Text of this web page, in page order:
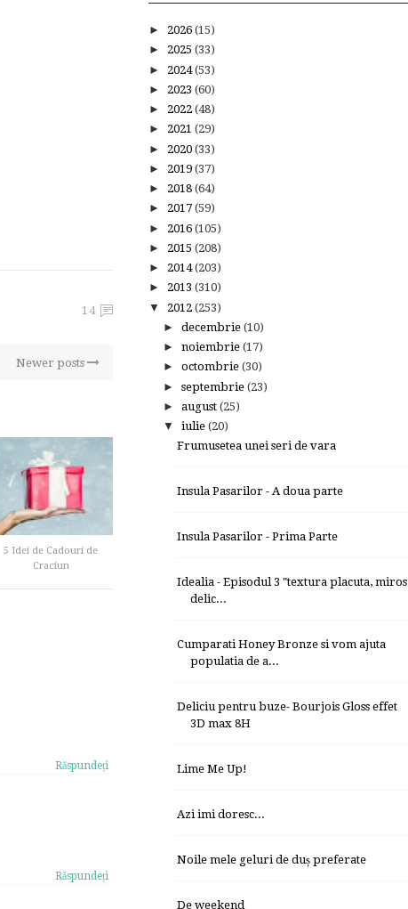
14
Newer posts
5 Idei de Cadouri de
Craciun
Răspundeți
Răspundeți
► 2026 (15)
► 2025 (33)
► 2024(53)
► 2023 (60)
► 2022 (48)
► 2021 (29)
► 2020 (33)
► 2019 (37)
► 2018 (64)
► 2017 (59)
► 2016 (105)
► 2015 (208)
► 2014(203)
► 2013 (310)
▼ 2012 (253)
► decembrie (10)
► noiembrie (17)
► octombrie (30)
► septembrie (23)
► august (25)
▼ iulie (20)
Frumusetea unei seri de vara
Insula Pasarilor - A doua parte
Insula Pasarilor - Prima Parte
Idealia - Episodul 3 "textura placuta, miros
delic...
Cumparati Honey Bronze si vom ajuta
populatia de a...
Deliciu pentru buze- Bourjois Gloss effet
3D max 8H
Lime Me Up!
Azi imi doresc...
Noile mele geluri de duș preferate
De weekend